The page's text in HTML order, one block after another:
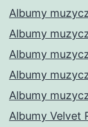
Albumy
Albumy
Albumy
Albumy
Albumy
Albumy Velvet